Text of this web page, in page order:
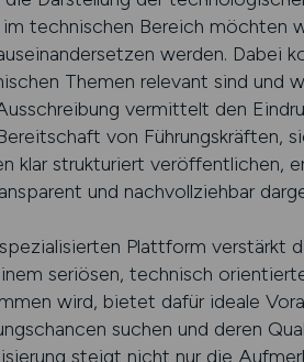
im technischen Bereich
werden. Dabei
Themen relevant sind und
vermittelt den
von Führungskräften,
klar strukturiert veröffentlichen,
und nachvollziehbar
Plattform verstärkt
seriösen, technisch
wird, bietet dafür ideale
suchen und deren
steigt nicht nur die